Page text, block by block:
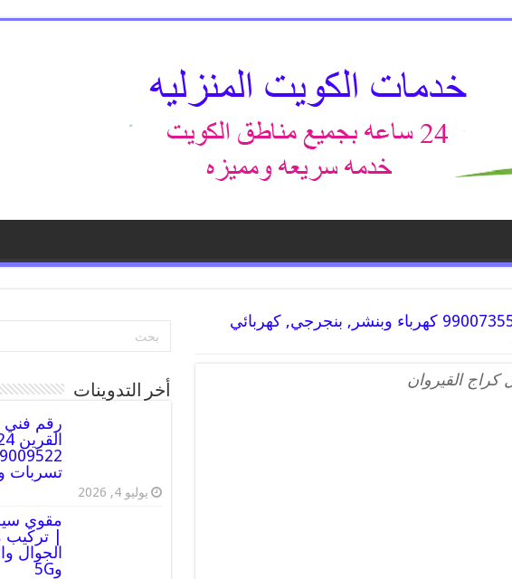
بنشر متنقل | كراج القيروان 99007355 كهرباء وبنشر, بنجرجي, كهربائي
كراج القيروان
أخر التدوينات
رقم
تسربات
يوليو 4, 2026
مقوي
|
و5G